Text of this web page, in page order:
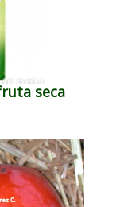
seca